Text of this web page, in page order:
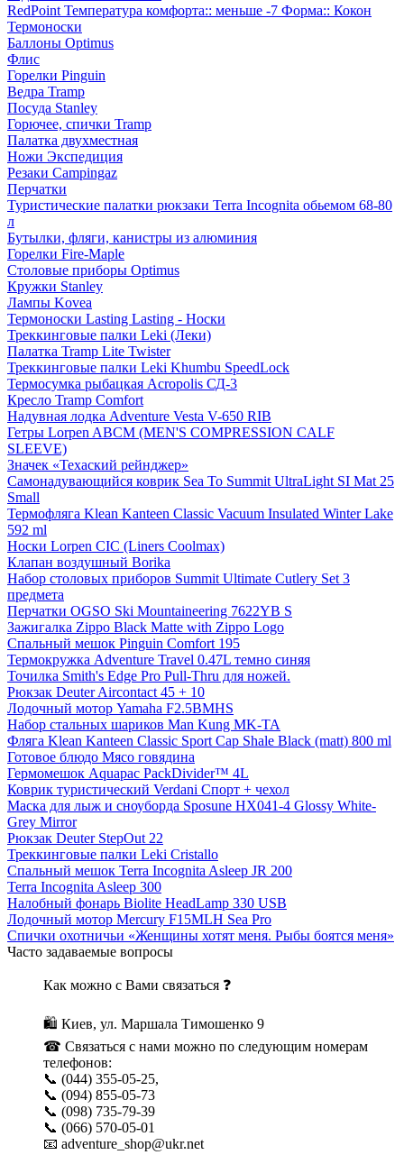
RedPoint Температура комфорта:: меньше -7 Форма:: Кокон
Термоноски
Баллоны Optimus
Флис
Горелки Pinguin
Ведра Tramp
Посуда Stanley
Горючее, спички Tramp
Палатка двухместная
Ножи Экспедиция
Резаки Campingaz
Перчатки
Туристические палатки рюкзаки Terra Incognita обьемом 68-80
л
Бутылки, фляги, канистры из алюминия
Горелки Fire-Maple
Столовые приборы Optimus
Кружки Stanley
Лампы Kovea
Термоноски Lasting Lasting - Носки
Треккинговые палки Leki (Леки)
Палатка Tramp Lite Twister
Треккинговые палки Leki Khumbu SpeedLock
Термосумка рыбацкая Acropolis СД-3
Кресло Tramp Comfort
Надувная лодка Adventure Vesta V-650 RIB
Гетры Lorpen ABCM (MEN'S COMPRESSION CALF
SLEEVE)
Значек «Техаский рейнджер»
Самонадувающийся коврик Sea To Summit UltraLight SI Mat 25
Small
Термофляга Klean Kanteen Classic Vacuum Insulated Winter Lake
592 ml
Носки Lorpen CIC (Liners Coolmax)
Клапан воздушный Borika
Набор столовых приборов Summit Ultimate Cutlery Set 3
предмета
Перчатки OGSO Ski Mountaineering 7622YB S
Зажигалка Zippo Black Matte with Zippo Logo
Спальный мешок Pinguin Comfort 195
Термокружка Adventure Travel 0.47L темно синяя
Точилка Smith's Edge Pro Pull-Thru для ножей.
Рюкзак Deuter Aircontact 45 + 10
Лодочный мотор Yamaha F2.5BMHS
Набор стальных шариков Man Kung MK-TA
Фляга Klean Kanteen Classic Sport Cap Shale Black (matt) 800 ml
Готовое блюдо Мясо говядина
Гермомешок Aquapac PackDivider™ 4L
Коврик туристический Verdani Спорт + чехол
Маска для лыж и сноуборда Sposune HX041-4 Glossy White-
Grey Mirror
Рюкзак Deuter StepOut 22
Треккинговые палки Leki Cristallo
Спальный мешок Terra Incognita Asleep JR 200
Terra Incognita Asleep 300
Налобный фонарь Biolite HeadLamp 330 USB
Лодочный мотор Mercury F15MLH Sea Pro
Спички охотничьи «Женщины хотят меня. Рыбы боятся меня»
Часто задаваемые вопросы
Как можно с Вами связаться ❓
🛍 Киев, ул. Маршала Тимошенко 9
☎ Связаться с нами можно по следующим номерам
телефонов:
📞 (044) 355-05-25,
📞 (094) 855-05-73
📞 (098) 735-79-39
📞 (066) 570-05-01
📧 adventure_shop@ukr.net